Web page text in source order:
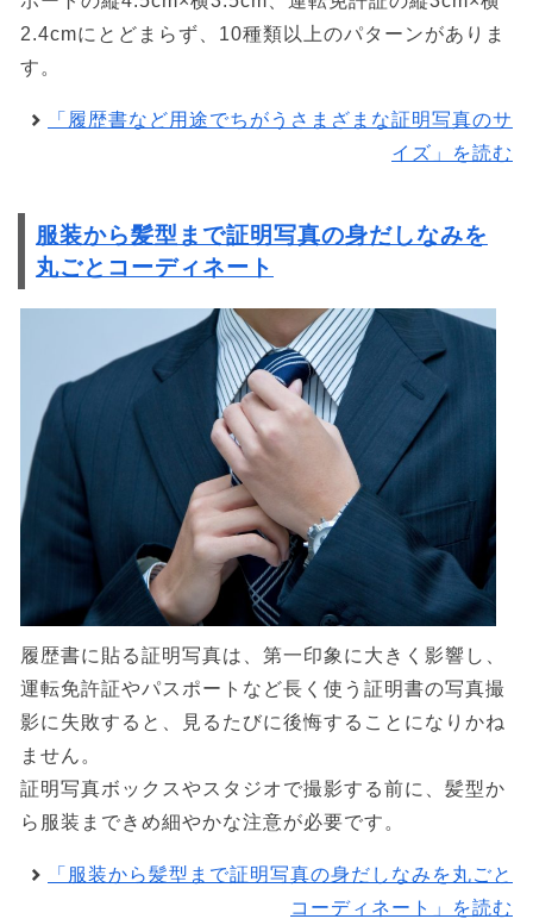
2.4cmにとどまらず、10種類以上のパターンがありま
す。
「履歴書など用途でちがうさまざまな証明写真のサ
イズ」を読む
服装から髪型まで証明写真の身だしなみを
丸ごとコーディネート
履歴書に貼る証明写真は、第一印象に大きく影響し、
運転免許証やパスポートなど長く使う証明書の写真撮
影に失敗すると、見るたびに後悔することになりかね
ません。
証明写真ボックスやスタジオで撮影する前に、髪型か
ら服装まできめ細やかな注意が必要です。
「服装から髪型まで証明写真の身だしなみを丸ごと
コーディネート」を読む